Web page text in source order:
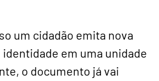
um cidadão emita nova
em uma unidade
o documento já vai